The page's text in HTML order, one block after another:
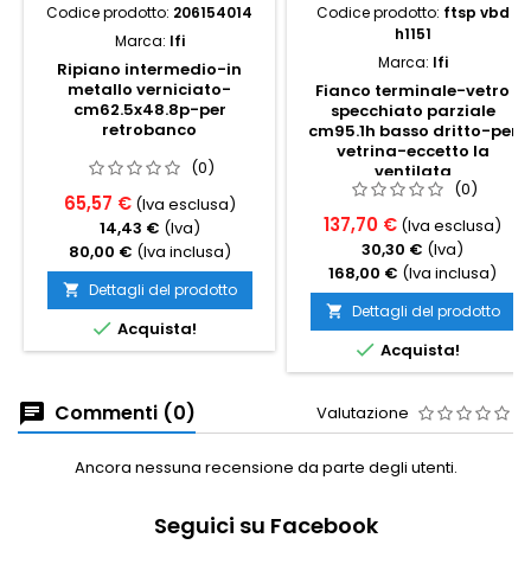
Codice prodotto: 206154014
Marca: Ifi
Ripiano intermedio-in
metallo verniciato-
cm62.5x48.8p-per
retrobanco
(0)
65,57 € (Iva esclusa)
14,43 € (Iva)
80,00 € (Iva inclusa)
 Dettagli del prodotto
 Acquista!
Codice prodotto: ftsp vbd
h1151
Marca: Ifi
Fianco terminale-vetro
specchiato parziale
cm95.1h basso dritto-per
vetrina-eccetto la
ventilata
(0)
137,70 € (Iva esclusa)
30,30 € (Iva)
168,00 € (Iva inclusa)
 Dettagli del prodotto
 Acquista!
Commenti (0) Valutazione
Ancora nessuna recensione da parte degli utenti.
Seguici su Facebook